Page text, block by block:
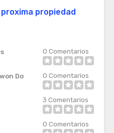
propiedad
0 Comentarios
Do
0 Comentarios
3 Comentarios
0 Comentarios